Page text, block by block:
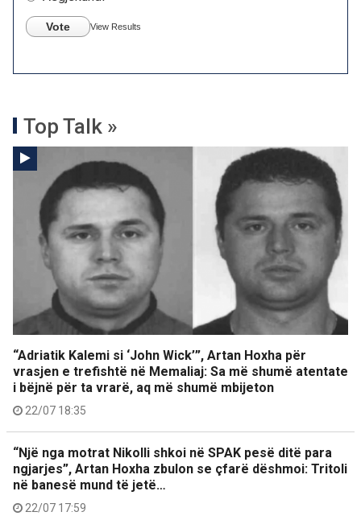
Vote View Results
Top Talk »
“Adriatik Kalemi si ‘John Wick’”, Artan Hoxha për
vrasjen e trefishtë në Memaliaj: Sa më shumë atentate
i bëjnë për ta vrarë, aq më shumë mbijeton
22/07 18:35
“Një nga motrat Nikolli shkoi në SPAK pesë ditë para
ngjarjes”, Artan Hoxha zbulon se çfarë dëshmoi: Tritoli
në banesë mund të jetë…
22/07 17:59